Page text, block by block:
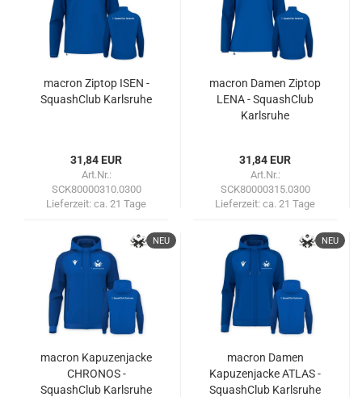
macron Ziptop ISEN -
SquashClub Karlsruhe
31,84 EUR
Art.Nr.:
SCK80000310.0300
Lieferzeit: ca. 21 Tage
macron Damen Ziptop
LENA - SquashClub
Karlsruhe
31,84 EUR
Art.Nr.:
SCK80000315.0300
Lieferzeit: ca. 21 Tage
NEU
macron Kapuzenjacke
CHRONOS -
SquashClub Karlsruhe
NEU
macron Damen
Kapuzenjacke ATLAS -
SquashClub Karlsruhe